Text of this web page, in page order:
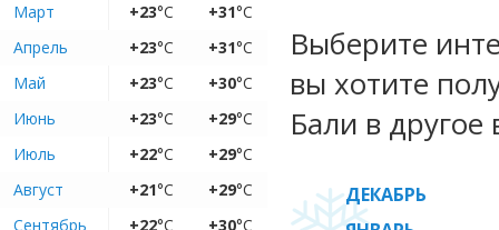
Март
+23°C +31°C
Апрель
+23°C +31°C
Май
+23°C +30°C
Июнь
+23°C +29°C
Июль
+22°C +29°C
Август
+21°C +29°C
Сентябрь
+22°C +30°C
Выберите
вы хотите
Бали в другое
ДЕКАБРЬ